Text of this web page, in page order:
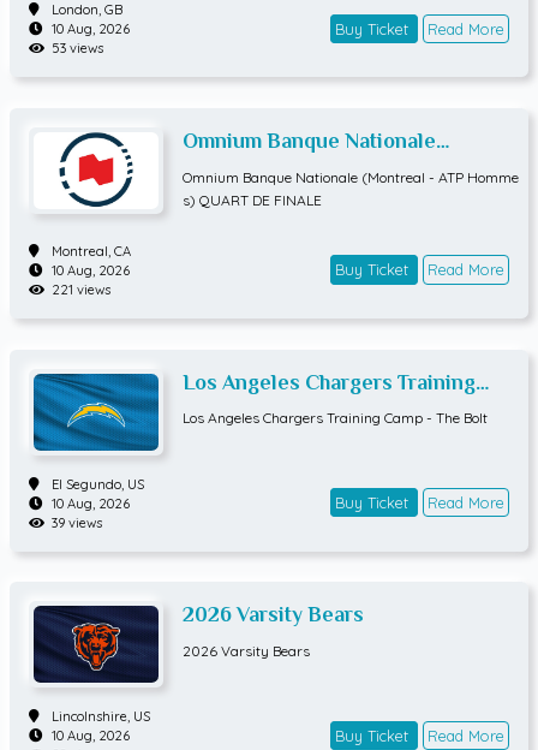
London, GB
10 Aug, 2026
53 views
Buy Ticket Read More
Omnium Banque Nationale
DE FINALE
Omnium Banque Nationale (Montreal - ATP Homme
s) QUART DE FINALE
Montreal, CA
10 Aug, 2026
221 views
Buy Ticket Read More
Los Angeles Chargers Training
Camp - The Bolt
Los Angeles Chargers Training Camp - The Bolt
El Segundo, US
10 Aug, 2026
39 views
Buy Ticket Read More
2026 Varsity Bears
2026 Varsity Bears
Lincolnshire, US
10 Aug, 2026
Buy Ticket Read More